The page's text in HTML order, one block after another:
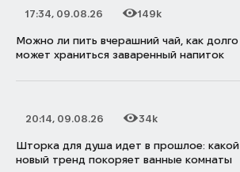
Дата публикации
17:34, 09.08.26
Количество просмотров
149k
Можно ли пить вчерашний чай, как долго
может храниться заваренный напиток
Дата публикации
20:14, 09.08.26
Количество просмотров
34k
Шторка для душа идет в прошлое: какой
новый тренд покоряет ванные комнаты